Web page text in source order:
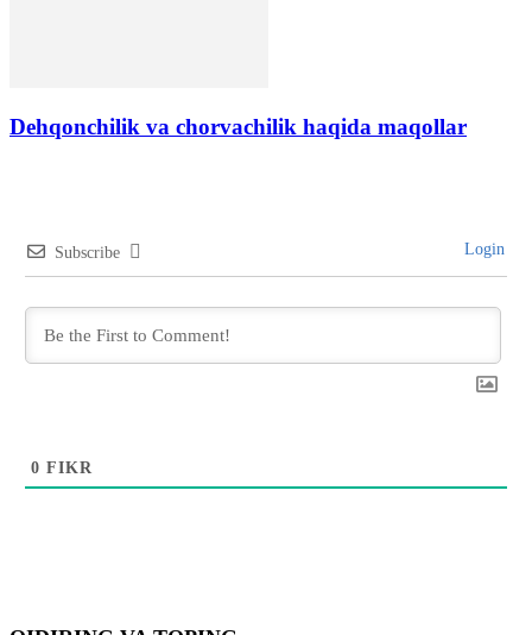
Dehqonchilik va chorvachilik haqida maqollar
Subscribe Login
0 FIKR